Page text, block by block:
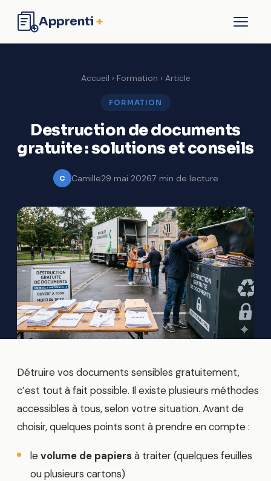
Apprenti+
Entreprise
Commencer à apprendre
Accueil › Formation › Article
FORMATION
Destruction de documents
gratuite : solutions et conseils
C Camille29 mai 20267 min de lecture
Détruire vos documents sensibles gratuitement,
c’est tout à fait possible. Il existe plusieurs méthodes
accessibles à tous, selon votre situation. Avant de
choisir, quelques points sont à prendre en compte :
levolume de papiersà traiter (quelques feuilles
ou plusieurs cartons)